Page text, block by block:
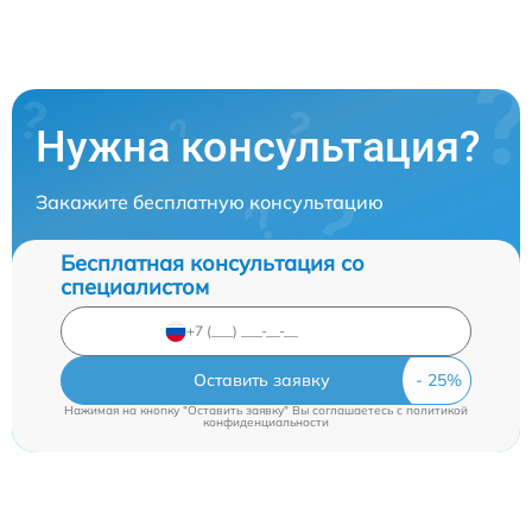
Нужна консультация?
Закажите бесплатную консультацию
Бесплатная консультация со
специалистом
Оставить заявку
Нажимая на кнопку "Оставить заявку" Вы соглашаетесь cполитикой
конфиденциальности